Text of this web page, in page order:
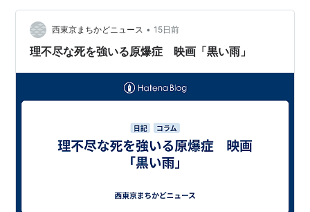
スタッフ
監督
脚本
・今村昌平
西東京まちかどニュース • 15日前
理不尽な死を強いる原爆症 映画「黒い雨」